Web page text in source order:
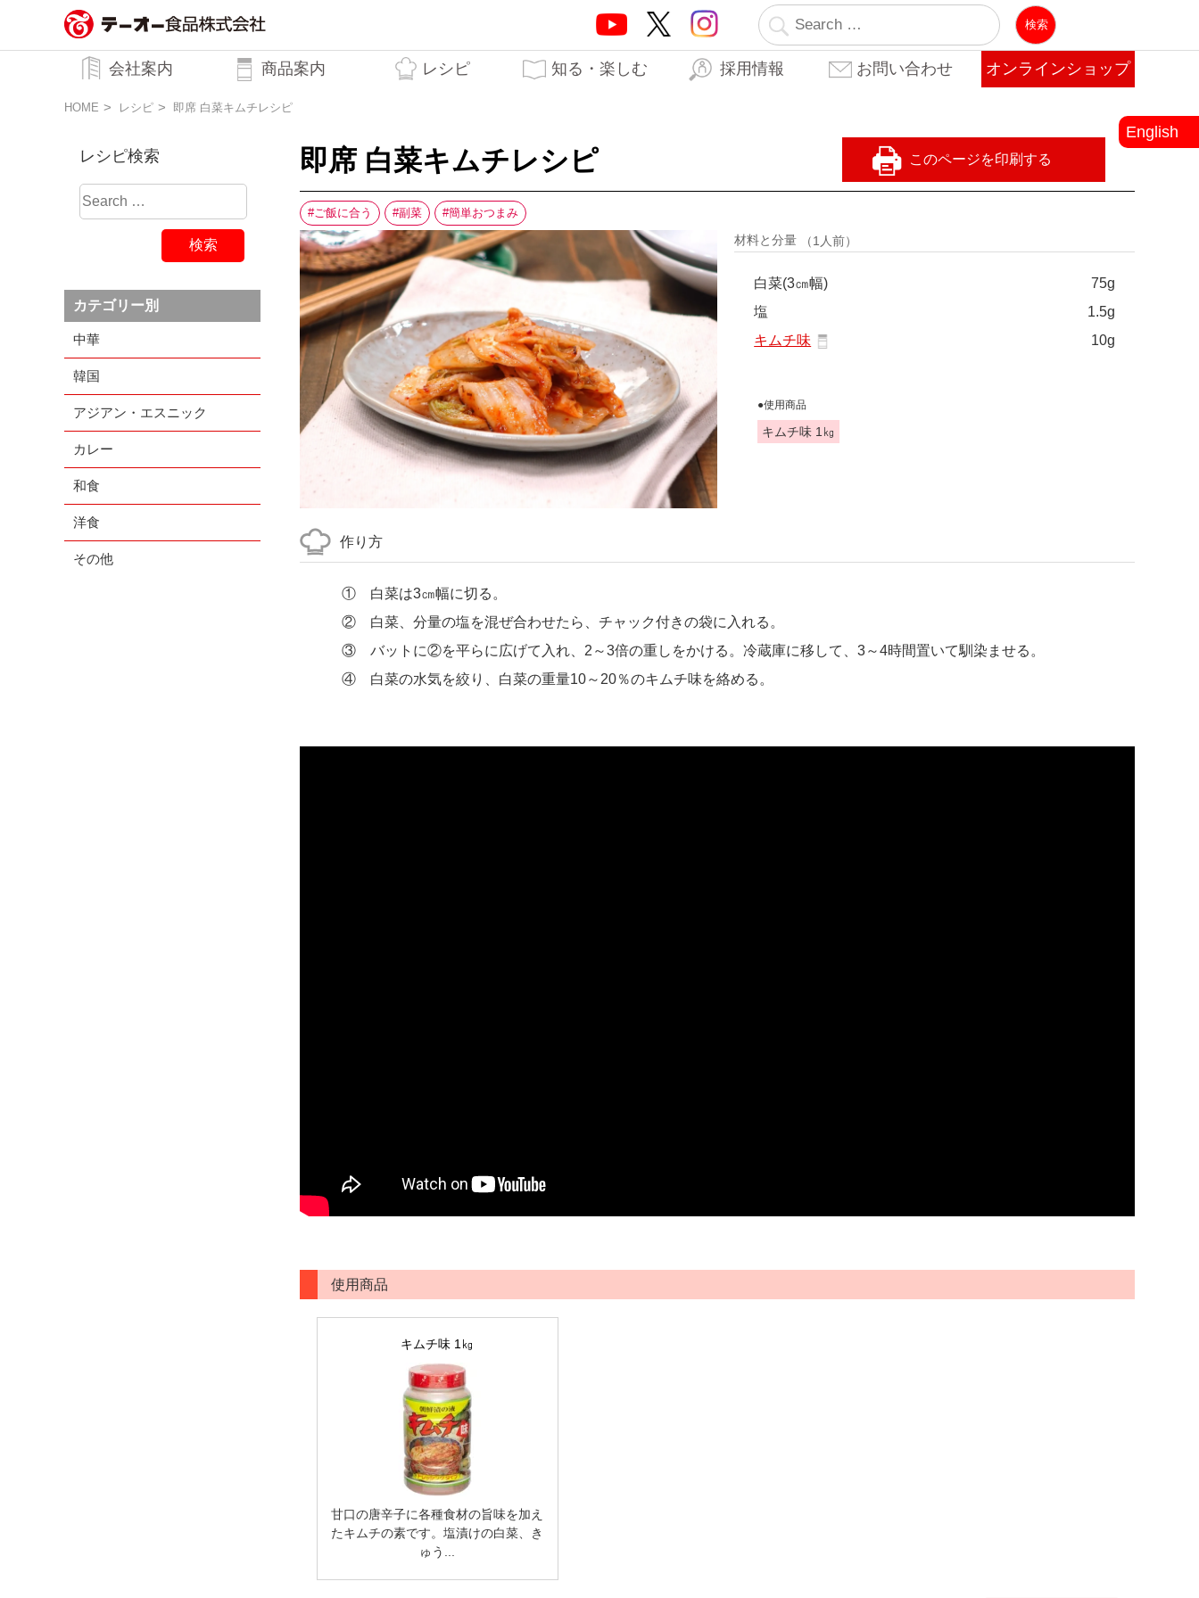
業
務用調味料・香辛料メーカーのテーオ
ー食品株式会社
会社案内 商品案内 レシピ 知る・楽しむ 採用情報 お問い合わせ オンラインショップ
English
HOME レシピ 即席 白菜キムチレシピ
レシピ検索
カテゴリー別
中華
韓国
アジアン・エスニック
カレー
和食
洋食
その他
即席 白菜キムチレシピ
ご飯に合う 副菜 簡単おつまみ
材料と分量 （1人前）
白菜(3㎝幅)
75g
塩
1.5g
キムチ味
10g
●使用商品
キムチ味 1㎏
作り方
① 白菜は3㎝幅に切る。
② 白菜、分量の塩を混ぜ合わせたら、チャック付きの袋に入れる。
③ バットに②を平らに広げて入れ、2～3倍の重しをかける。冷蔵庫に移して、3～4時間置いて馴染ませる。
④ 白菜の水気を絞り、白菜の重量10～20％のキムチ味を絡める。
使用商品
キムチ味 1㎏
甘口の唐辛子に各種食材の旨味を加え
たキムチの素です。塩漬けの白菜、き
ゅう...